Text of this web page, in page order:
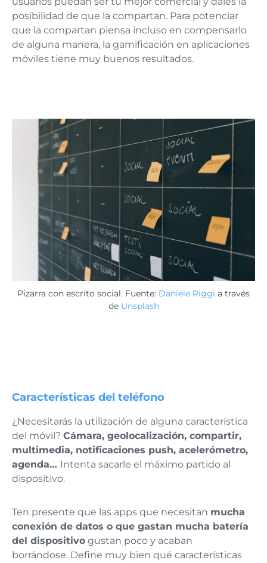
posibilidad de que la compartan. Para potenciar
que la compartan piensa incluso en compensarlo
de alguna manera, la gamificación en aplicaciones
móviles tiene muy buenos resultados.
Pizarra con escrito social. Fuente: Daniele Riggi a través
de Unsplash
Características del teléfono
¿Necesitarás la utilización de alguna característica
del móvil? Cámara, geolocalización, compartir,
multimedia, notificaciones push, acelerómetro,
agenda… Intenta sacarle el máximo partido al
dispositivo.
Ten presente que las apps que necesitan mucha
conexión de datos o que gastan mucha batería
del dispositivo gustan poco y acaban
borrándose. Define muy bien qué características